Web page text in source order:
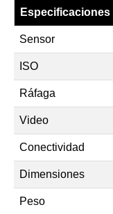
Especificaciones
Sensor
ISO
Ráfaga
Video
Conectividad
Dimensiones
Peso